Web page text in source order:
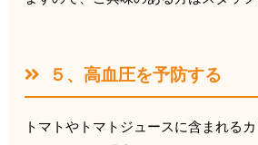
５、高血圧を予防する
トマトやトマトジュースに含まれるカ